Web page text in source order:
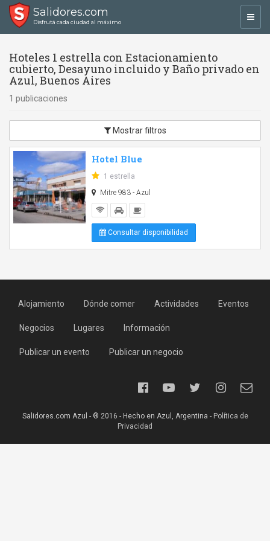
Salidores.com
Disfrutá cada ciudad al máximo
Hoteles 1 estrella con Estacionamiento
cubierto, Desayuno incluido y Baño privado en
Azul, Buenos Aires
1 publicaciones
Mostrar filtros
Hotel Blue
1 estrella
Mitre 983 - Azul
Consultar disponibilidad
Alojamiento Dónde comer Actividades Eventos
Negocios Lugares Información
Publicar un evento Publicar un negocio
Salidores.com Azul - ® 2016 - Hecho en Azul, Argentina - Política de
Privacidad